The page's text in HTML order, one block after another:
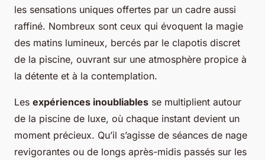
les sensations uniques offertes par un cadre aussi
raffiné. Nombreux sont ceux qui évoquent la magie
des matins lumineux, bercés par le clapotis discret
de la piscine, ouvrant sur une atmosphère propice à
la détente et à la contemplation.
Les expériences inoubliables se multiplient autour
de la piscine de luxe, où chaque instant devient un
moment précieux. Qu’il s’agisse de séances de nage
revigorantes ou de longs après-midis passés sur les